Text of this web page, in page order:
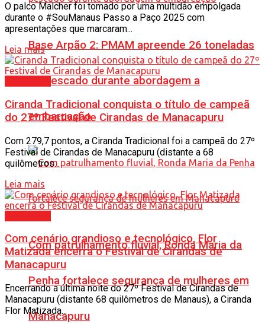
Base Arpão 2: PMAM apreende 26 toneladas
de pescado durante abordagem a
embarcação
Com patrulhamento fluvial, Ronda Maria da
Penha fortalece segurança de mulheres em
Manacapuru
O palco Malcher foi tomado por uma multidão empolgada
durante o #SouManaus Passo a Paço 2025 com
apresentações que marcaram...
Leia mais
Ciranda Tradicional conquista o título de campeã
do 27º Festival de Cirandas de Manacapuru
Com 279,7 pontos, a Ciranda Tradicional foi a campeã do 27º
Festival de Cirandas de Manacapuru (distante a 68
quilômetros...
Leia mais
Com cenário grandioso e tecnológico, Flor
Matizada encerra o Festival de Cirandas de
Manacapuru
Encerrando a última noite do 27º Festival de Cirandas de
Manacapuru (distante 68 quilômetros de Manaus), a Ciranda
Flor Matizada...